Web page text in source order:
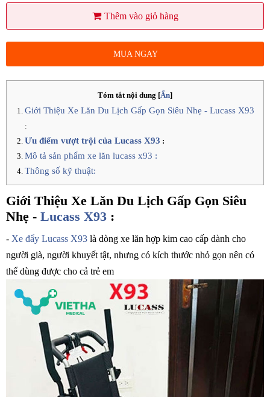
Thêm vào giỏ hàng
MUA NGAY
Tóm tắt nội dung [Ẩn]
Giới Thiệu Xe Lăn Du Lịch Gấp Gọn Siêu Nhẹ - Lucass X93
:
Ưu điểm vượt trội của Lucass X93 :
Mô tả sản phẩm xe lăn lucass x93 :
Thông số kỹ thuật:
Giới Thiệu Xe Lăn Du Lịch Gấp Gọn Siêu
Nhẹ - Lucass X93 :
- Xe đẩy Lucass X93 là dòng xe lăn hợp kim cao cấp dành cho
người già, người khuyết tật, nhưng có kích thước nhỏ gọn nên có
thể dùng được cho cả trẻ em